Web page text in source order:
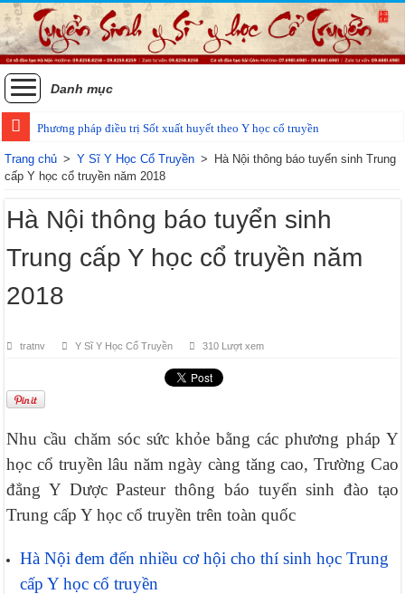
Danh mục
Phương pháp điều trị Sốt xuất huyết theo Y học cổ truyền
Các phương pháp điều trị zona thần kinh bằng Đông y
Trang chủ > Y Sĩ Y Học Cổ Truyền > Hà Nội thông báo tuyển sinh Trung
cấp Y học cổ truyền năm 2018
Hà Nội thông báo tuyển sinh
Trung cấp Y học cổ truyền năm
2018
tratnv Y Sĩ Y Học Cổ Truyền 310 Lượt xem
Nhu cầu chăm sóc sức khỏe bằng các phương pháp Y
học cổ truyền lâu năm ngày càng tăng cao, Trường Cao
đẳng Y Dược Pasteur thông báo tuyển sinh đào tạo
Trung cấp Y học cổ truyền trên toàn quốc
Hà Nội đem đến nhiều cơ hội cho thí sinh học Trung
cấp Y học cổ truyền